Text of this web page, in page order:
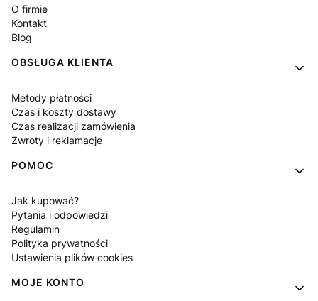
O firmie
Kontakt
Blog
OBSŁUGA KLIENTA
Metody płatności
Czas i koszty dostawy
Czas realizacji zamówienia
Zwroty i reklamacje
POMOC
Jak kupować?
Pytania i odpowiedzi
Regulamin
Polityka prywatności
Ustawienia plików cookies
MOJE KONTO